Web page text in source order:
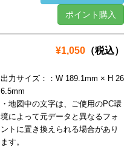
ポイント購入
¥1,050 （税込）
出力サイズ：：W 189.1mm × H 26
6.5mm
・地図中の文字は、ご使用のPC環
境によって元データと異なるフォ
ントに置き換えられる場合があり
ます。